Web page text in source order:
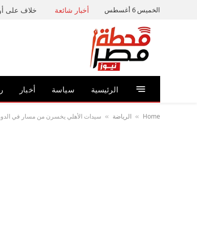
الخميس 6 أغسطس أخبار شائعة خلاف على
الرئيسية سياسة أخبار
Home
» الرياضة » سيدات الأهلي يخسرن من مسار في